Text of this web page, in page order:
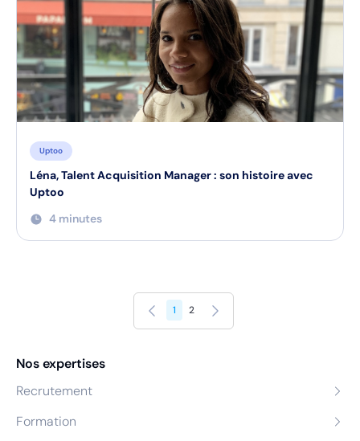
Uptoo
Léna, Talent Acquisition Manager : son histoire avec
Uptoo
4 minutes
Précédent
1 2 Suivant
Nos expertises
Recrutement
Formation